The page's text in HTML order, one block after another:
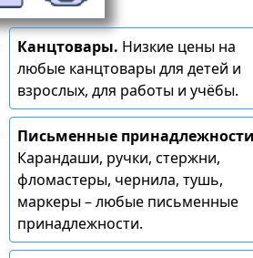
Канцтовары. Низкие цены на
любые канцтовары для детей и
взрослых, для работы и учёбы.
Письменные
Карандаши, ручки, стержни,
фломастеры, чернила, тушь,
маркеры – любые письменные
принадлежности.